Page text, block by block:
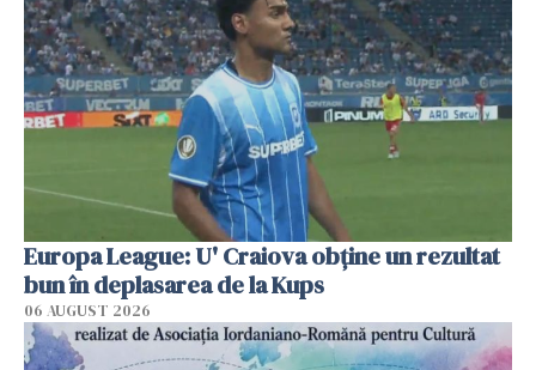
Europa League: U' Craiova obține un rezultat
bun în deplasarea de la Kups
06 AUGUST 2026